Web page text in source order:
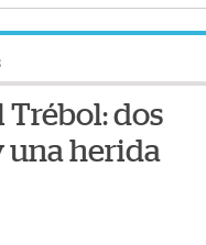
Trébol: dos
una herida